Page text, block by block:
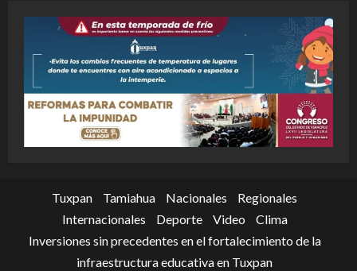
Tuxpan Tamiahua Nacionales
Regionales
Internacionales
Deporte Video
Clima
Inversiones sin precedentes en el fortalecimiento de la
infraestructura educativa en Tuxpan